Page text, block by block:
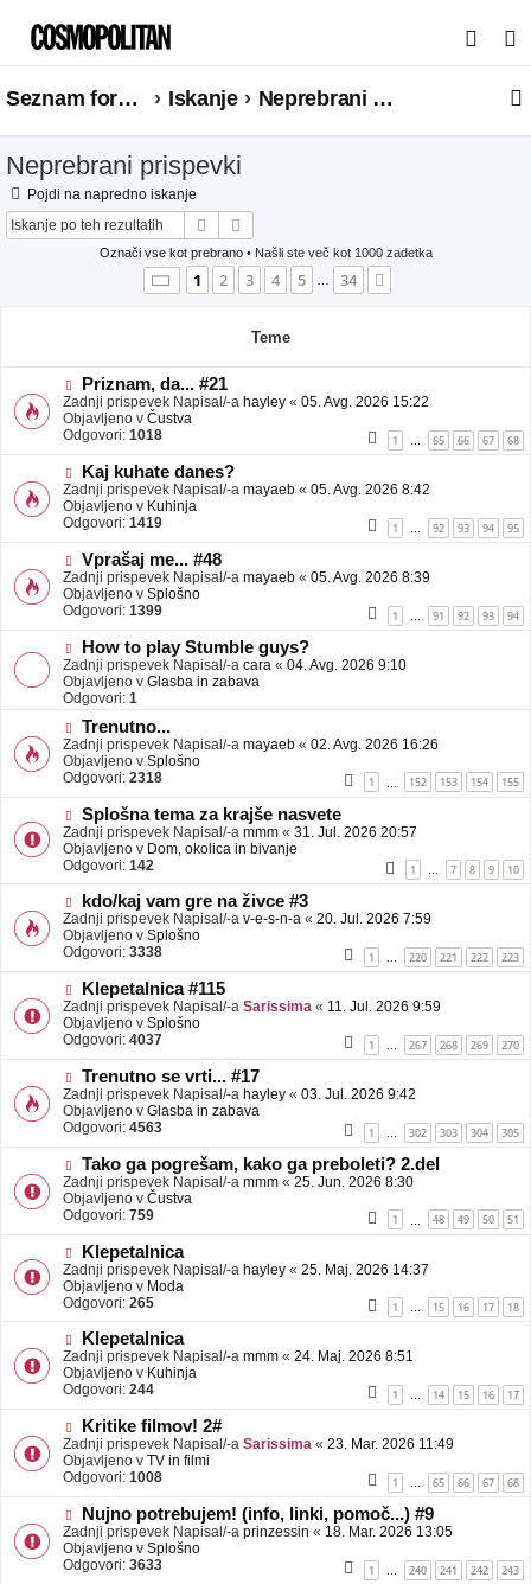
s
a
Seznam forumov Iskanje Neprebrani prispevki
Neprebrani prispevki
Pojdi na napredno iskanje
Iskanje
Označi vse kot prebrano• Našli ste več kot 1000 zadetka
Stran 1od34
1 2 3 4 5 … 34
Teme
N
o
v
e
b
a
v
e
Priznam, da... #21
Zadnji prispevek Napisal/-a hayley « 05. Avg. 2026 15:22
Objavljeno v Čustva
Odgovori: 1018 1 … 65 66 67 68
N
o
v
e
b
a
v
e
Kaj kuhate danes?
Zadnji prispevek Napisal/-a mayaeb « 05. Avg. 2026 8:42
Objavljeno v Kuhinja
Odgovori: 1419 1 … 92 93 94 95
N
o
v
e
b
a
v
e
Vprašaj me... #48
Zadnji prispevek Napisal/-a mayaeb « 05. Avg. 2026 8:39
Objavljeno v Splošno
Odgovori: 1399 1 91 92 93 94
N
o
v
e
o
b
j
a
v
e
How to play Stumble guys?
Zadnji prispevek Napisal/-a cara « 04. Avg. 2026 9:10
Objavljeno v Glasba in zabava
Odgovori: 1
N
o
v
e
o
b
a
v
e
Trenutno...
Zadnji prispevek Napisal/-a mayaeb « 02. Avg. 2026 16:26
Objavljeno v Splošno
Odgovori: 2318 1 152 153 154 155
N
o
v
e
o
b
a
v
e
Splošna tema za krajše nasvete
Zadnji prispevek Napisal/-a mmm « 31. Jul. 2026 20:57
Objavljeno v Dom, okolica in bivanje
Odgovori: 142 1 … 7 8 9 10
N
o
v
e
b
a
v
e
kdo/kaj vam gre na živce #3
Zadnji prispevek Napisal/-a v-e-s-n-a « 20. Jul. 2026 7:59
Objavljeno v Splošno
Odgovori: 3338 1 … 220 221 222 223
N
o
v
e
b
a
v
e
Klepetalnica #115
Zadnji prispevek Napisal/-a Sarissima « 11. Jul. 2026 9:59
Objavljeno v Splošno
Odgovori: 4037 1 … 267 268 269 270
N
o
v
e
b
a
v
e
Trenutno se vrti... #17
Zadnji prispevek Napisal/-a hayley « 03. Jul. 2026 9:42
Objavljeno v Glasba in zabava
Odgovori: 4563 1 302 303 304 305
N
o
v
e
o
b
a
v
e
Tako ga pogrešam, kako ga preboleti? 2.del
Zadnji prispevek Napisal/-a mmm « 25. Jun. 2026 8:30
Objavljeno v Čustva
Odgovori: 759 1 48 49 50 51
N
o
v
e
o
b
a
v
e
Klepetalnica
Zadnji prispevek Napisal/-a hayley « 25. Maj. 2026 14:37
Objavljeno v Moda
Odgovori: 265 1 … 15 16 17 18
N
o
v
e
b
a
v
e
Klepetalnica
Zadnji prispevek Napisal/-a mmm « 24. Maj. 2026 8:51
Objavljeno v Kuhinja
Odgovori: 244 1 … 14 15 16 17
N
o
v
e
b
a
v
e
Kritike filmov! 2#
Zadnji prispevek Napisal/-a Sarissima « 23. Mar. 2026 11:49
Objavljeno v TV in filmi
Odgovori: 1008 1 … 65 66 67 68
N
o
v
e
Nujno potrebujem! (info, linki, pomoč...) #9
Zadnji prispevek Napisal/-a prinzessin « 18. Mar. 2026 13:05
Objavljeno v Splošno
Odgovori: 3633 1 240 241 242 243